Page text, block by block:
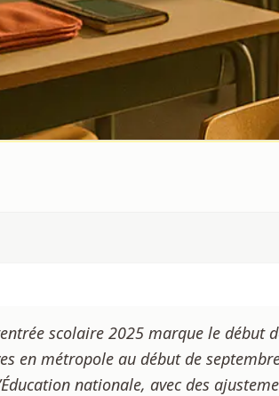
scolaire 2025 marque le début
en métropole au début de
nationale, avec des